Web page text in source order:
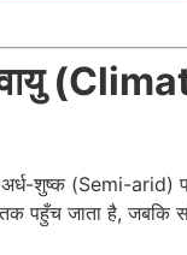
शुष्क (Semi-arid)
तक पहुँच जाता है, जबकि